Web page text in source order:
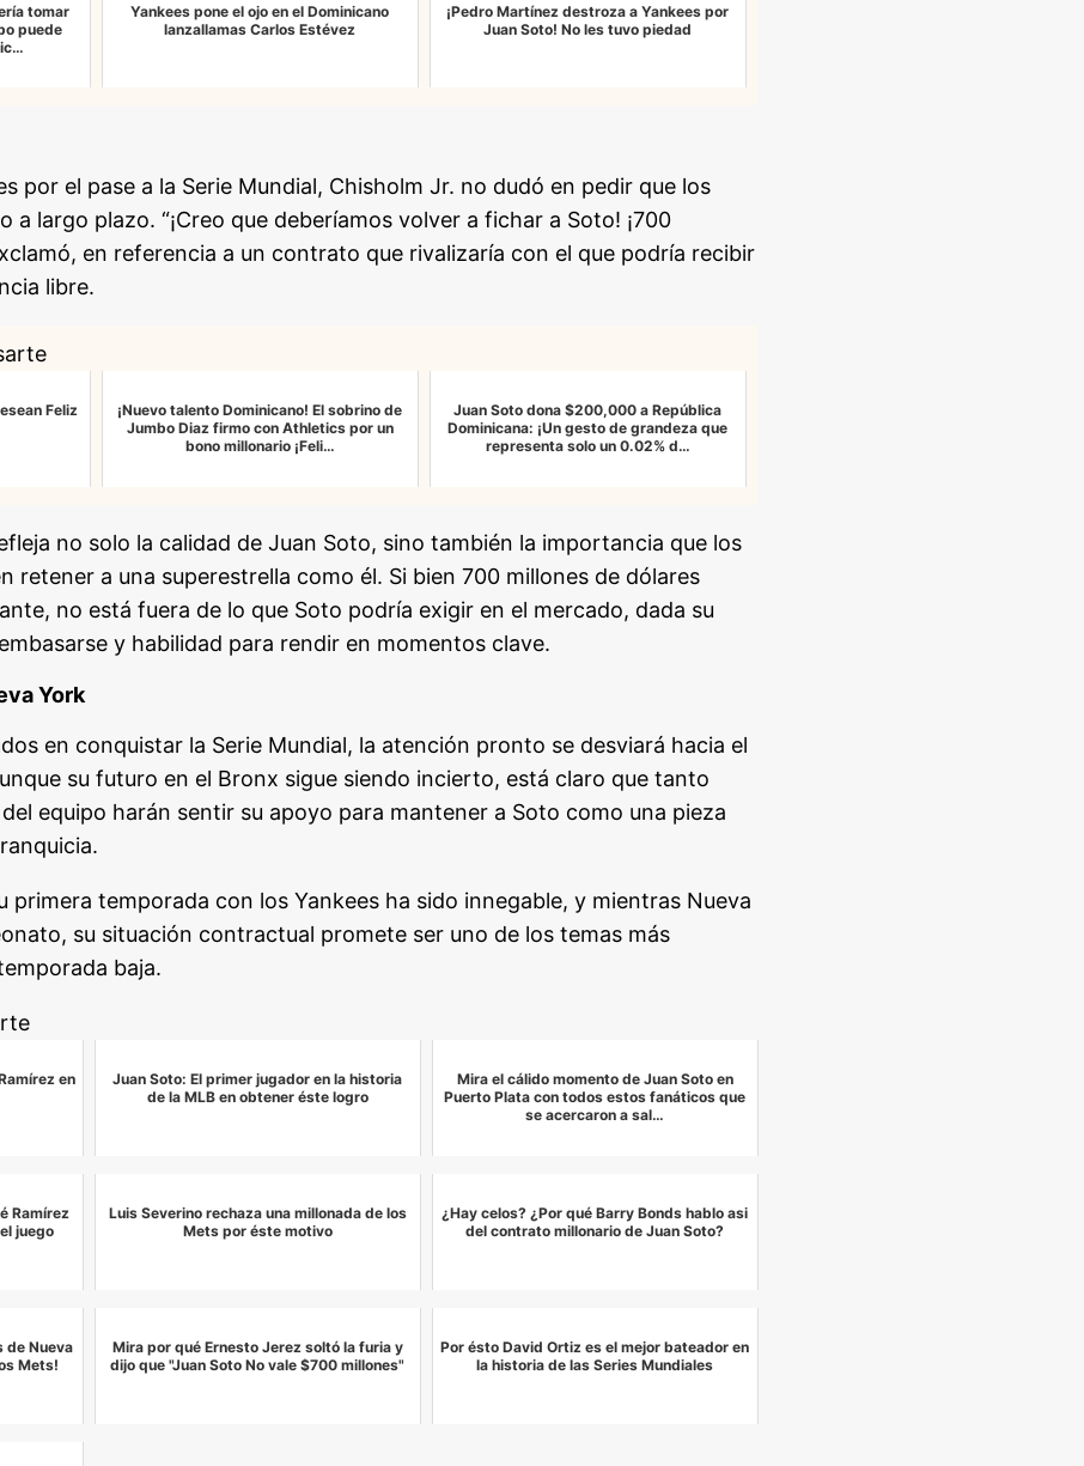
tomar
puede
Yankees pone el ojo en el Dominicano
lanzallamas Carlos Estévez
¡Pedro Martínez destroza a Yankees por
Juan Soto! No les tuvo piedad
por el pase a la Serie Mundial, Chisholm Jr. no dudó en pedir que los
a largo plazo. “¡Creo que deberíamos volver a fichar a Soto! ¡700
en referencia a un contrato que rivalizaría con el que podría recibir
libre.
Feliz
¡Nuevo talento Dominicano! El sobrino de
Jumbo Diaz firmo con Athletics por un
bono millonario ¡Feli…
Juan Soto dona $200,000 a República
Dominicana: ¡Un gesto de grandeza que
representa solo un 0.02% d…
no solo la calidad de Juan Soto, sino también la importancia que los
retener a una superestrella como él. Si bien 700 millones de dólares
no está fuera de lo que Soto podría exigir en el mercado, dada su
y habilidad para rendir en momentos clave.
York
en conquistar la Serie Mundial, la atención pronto se desviará hacia el
su futuro en el Bronx sigue siendo incierto, está claro que tanto
equipo harán sentir su apoyo para mantener a Soto como una pieza
primera temporada con los Yankees ha sido innegable, y mientras Nueva
su situación contractual promete ser uno de los temas más
baja.
en
Juan Soto: El primer jugador en la historia
de la MLB en obtener éste logro
Mira el cálido momento de Juan Soto en
Puerto Plata con todos estos fanáticos que
se acercaron a sal…
Ramírez
juego
Luis Severino rechaza una millonada de los
Mets por éste motivo
¿Hay celos? ¿Por qué Barry Bonds hablo asi
del contrato millonario de Juan Soto?
de Nueva
Mets!
Mira por qué Ernesto Jerez soltó la furia y
dijo que "Juan Soto No vale $700 millones"
Por ésto David Ortiz es el mejor bateador en
la historia de las Series Mundiales